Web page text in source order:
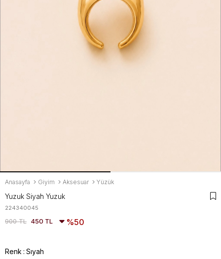
Anasayfa Giyim Aksesuar Yüzük
Yuzuk Siyah Yuzuk
224340045
900 TL 450 TL 50
Renk Sıyah